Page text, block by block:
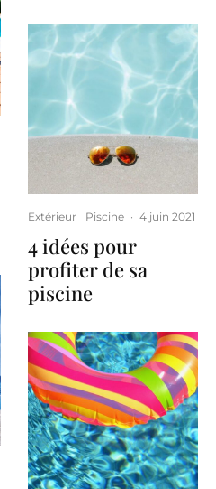
Extérieur Piscine · 4 juin 2021
4 idées pour
profiter de sa
piscine